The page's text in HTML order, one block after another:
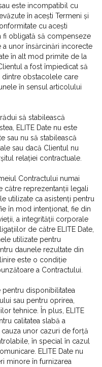
este incompatibil cu
în acești Termeni și
cu acești
fi obligată să compenseze
a unor însărcinări incorecte
în alt mod primite de la
a fost împiedicat să
dintre obstacolele care
în sensul articolului
să stabilească
ELITE Date nu este
sau nu să stabilească
sau dacă Clientul nu
relației contractuale.
Contractului numai
către reprezentanții legali
utilizate ca asistenți pentru
în mod intenționat, fie din
a integrității corporale
de către ELITE Date,
utilizate pentru
daunele rezultate din
este o condiție
a Contractului.
pentru disponibilitatea
sau pentru oprirea,
tehnice. În plus, ELITE
calitatea slabă a
unor cazuri de forță
în special în cazul
ELITE Date nu
minore în furnizarea